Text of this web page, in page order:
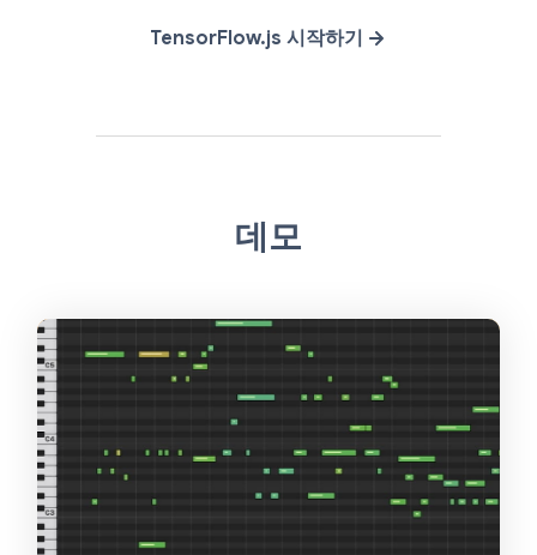
TensorFlow.js 시작하기
데모